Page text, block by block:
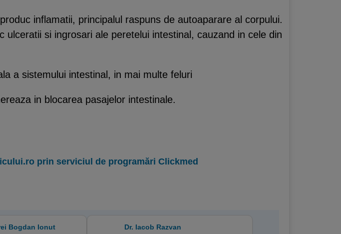
inflamatii, principalul raspuns de autoaparare al corpului.
si ingrosari ale peretelui intestinal, cauzand in cele din
a sistemului intestinal, in mai multe feluri
in blocarea pasajelor intestinale.
prin serviciul de programări Clickmed
Bogdan Ionut
Dr. Iacob Razvan